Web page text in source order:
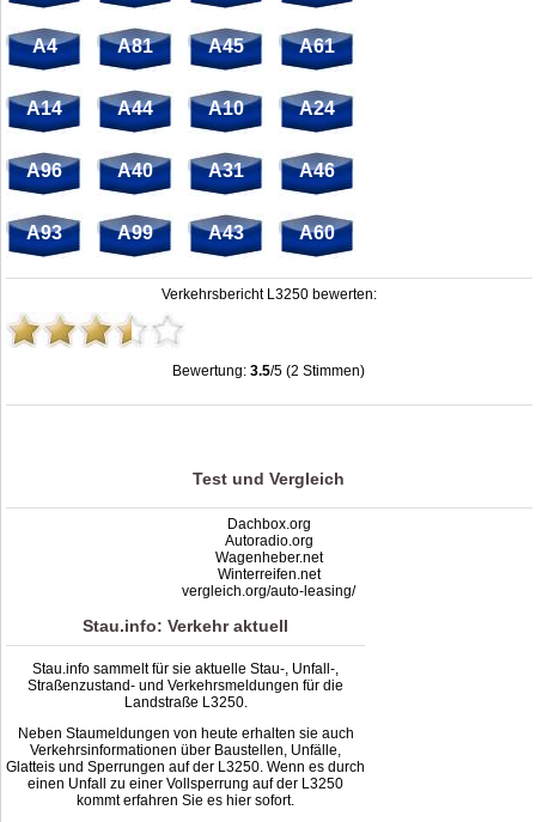
A4 A81 A45 A61
A14 A44 A10 A24
A96 A40 A31 A46
A93 A99 A43 A60
Verkehrsbericht L3250 bewerten:
Bewertung:3.5/5 (2 Stimmen)
Stau L3250: Unfälle, Sperrung & Baustellen | Staumelder L3250 ,3.5out of5
Test und Vergleich
Dachbox.org
Autoradio.org
Wagenheber.net
Winterreifen.net
vergleich.org/auto-leasing/
Stau.info: Verkehr aktuell
Stau.info sammelt für sie aktuelle Stau-, Unfall-,
Straßenzustand- und Verkehrsmeldungen für die
Landstraße L3250.
Neben Staumeldungen von heute erhalten sie auch
Verkehrsinformationen über Baustellen, Unfälle,
Glatteis und Sperrungen auf der L3250. Wenn es durch
einen Unfall zu einer Vollsperrung auf der L3250
kommt erfahren Sie es hier sofort.